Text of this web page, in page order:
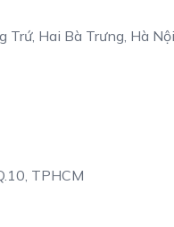
Trứ, Hai Bà Trưng, Hà Nội
TPHCM